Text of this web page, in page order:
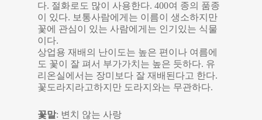
다. 절화로도 많이 사용한다. 400여 종의 품종
이 있다. 보통사람에게는 이름이 생소하지만
꽃에 관심이 있는 사람에게는 인기있는 식물
이다.
상업용 재배의 난이도는 높은 편이나 여름에
도 꽃이 잘 펴서 부가가치는 높은 듯하다. 유
리온실에서는 장미보다 잘 재배된다고 한다.
꽃도라지라고하지만 도라지와는 무관하다.
꽃말: 변치 않는 사랑